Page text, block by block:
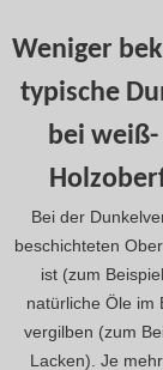
Weniger
typische
bei
Bei der
beschichteten
ist (zum
natürliche Öle im
vergilben (zum
Lacken). Je